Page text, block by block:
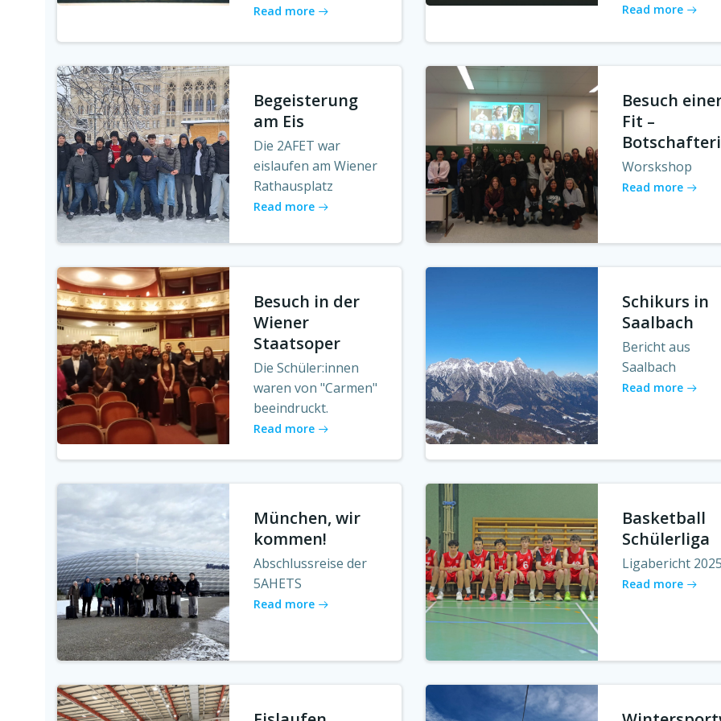
Read more Read more
Begeisterung
am Eis
Die 2AFET war
eislaufen am Wiener
Rathausplatz
Read more
Besuch
Fit –
Worskshop
Read more
Besuch in der
Wiener
Staatsoper
Die Schüler:innen
waren von "Carmen"
beeindruckt.
Read more
Schikurs in
Saalbach
Bericht aus
Saalbach
Read more
München, wir
kommen!
Abschlussreise der
5AHETS
Read more
Basketball
Schülerliga
Ligabericht
Read more